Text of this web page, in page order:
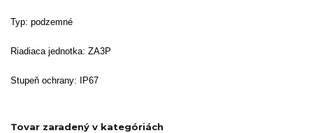
Typ: podzemné
Riadiaca jednotka: ZA3P
Stupeň ochrany: IP67
Tovar zaradený v kategóriách